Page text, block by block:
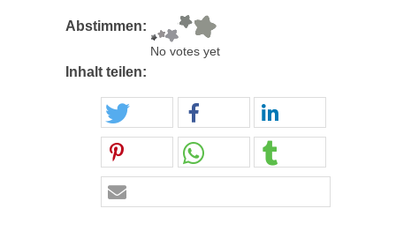
Abstimmen:
No votes yet
Inhalt teilen: